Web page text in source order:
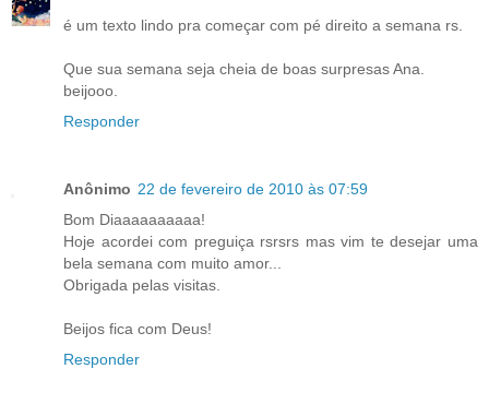
é um texto lindo pra começar com pé direito a semana rs.
Que sua semana seja cheia de boas surpresas Ana.
beijooo.
Responder
Anônimo 22 de fevereiro de 2010 às 07:59
Bom Diaaaaaaaaaa!
Hoje acordei com preguiça rsrsrs mas vim te desejar uma
bela semana com muito amor...
Obrigada pelas visitas.
Beijos fica com Deus!
Responder